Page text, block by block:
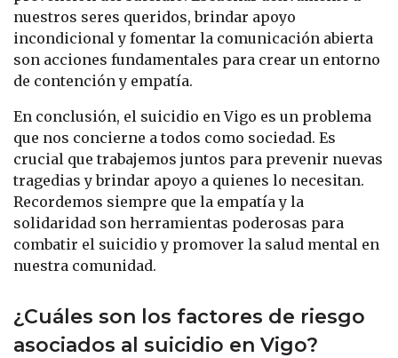
nuestros seres queridos, brindar apoyo
incondicional y fomentar la comunicación abierta
son acciones fundamentales para crear un entorno
de contención y empatía.
En conclusión, el suicidio en Vigo es un problema
que nos concierne a todos como sociedad. Es
crucial que trabajemos juntos para prevenir nuevas
tragedias y brindar apoyo a quienes lo necesitan.
Recordemos siempre que la empatía y la
solidaridad son herramientas poderosas para
combatir el suicidio y promover la salud mental en
nuestra comunidad.
¿Cuáles son los factores de riesgo
asociados al suicidio en Vigo?